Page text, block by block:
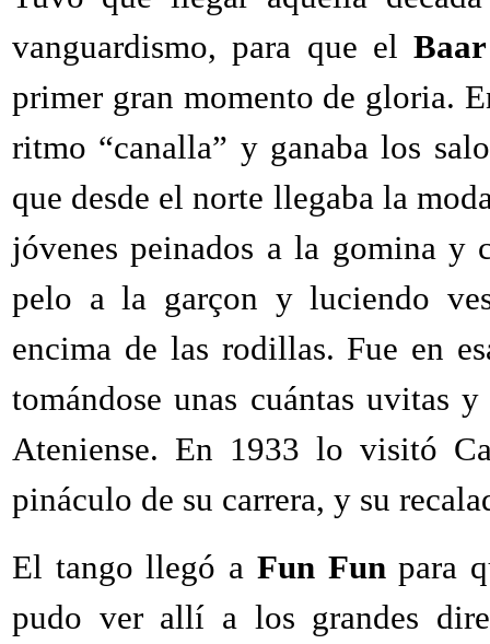
vanguardismo, para que el
primer gran momento de gloria.
ritmo “canalla” y ganaba los
que desde el norte llegaba la
jóvenes peinados a la gomina y
pelo a la garçon y luciendo
encima de las rodillas. Fue en
tomándose unas cuántas uvitas
Ateniense. En 1933 lo visitó
pináculo de su carrera, y su
El tango llegó a Fun Funpara
pudo ver allí a los grandes